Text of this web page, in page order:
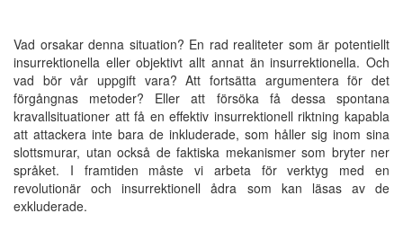
Vad orsakar denna situation? En rad realiteter som är potentiellt
insurrektionella eller objektivt allt annat än insurrektionella. Och
vad bör vår uppgift vara? Att fortsätta argumentera för det
förgångnas metoder? Eller att försöka få dessa spontana
kravallsituationer att få en effektiv insurrektionell riktning kapabla
att attackera inte bara de inkluderade, som håller sig inom sina
slottsmurar, utan också de faktiska mekanismer som bryter ner
språket. I framtiden måste vi arbeta för verktyg med en
revolutionär och insurrektionell ådra som kan läsas av de
exkluderade.